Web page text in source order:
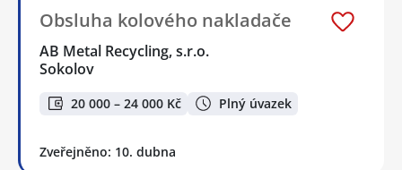
Obsluha kolového nakladače
AB Metal Recycling, s.r.o.
Sokolov
20 000 – 24 000 Kč Plný úvazek
Zveřejněno: 10. dubna